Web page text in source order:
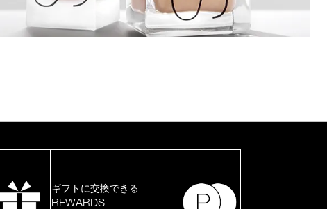
ギフトに交換できる
REWARDS